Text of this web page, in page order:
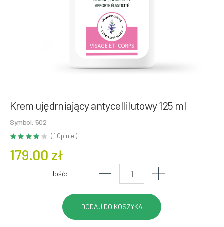
Krem ujędrniający antycellilutowy 125 ml
Symbol: 502
( 1 Opinie )
179.00 zł
Ilość: